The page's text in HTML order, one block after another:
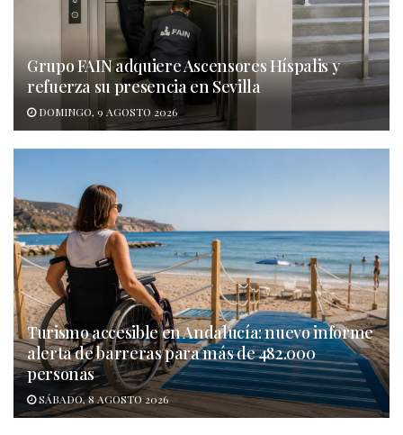
Grupo FAIN adquiere Ascensores Híspalis y
refuerza su presencia en Sevilla
DOMINGO, 9 AGOSTO 2026
Turismo accesible en Andalucía: nuevo informe
alerta de barreras para más de 482.000
personas
SÁBADO, 8 AGOSTO 2026